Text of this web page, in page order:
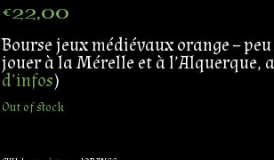
€22,00
Bourse jeux médiévaux orange –
jouer à la Mérelle et à l’Alquerque,
d’infos)
Out of stock